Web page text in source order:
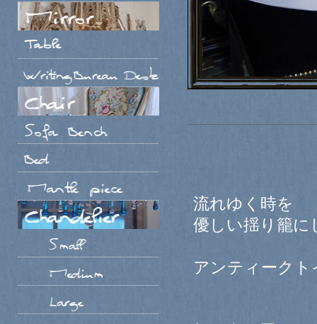
流れゆく時を
優しい揺り籠
アンティーク